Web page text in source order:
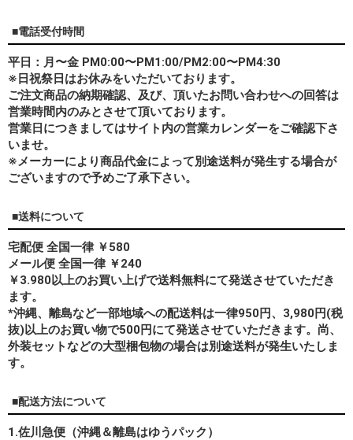
■電話受付時間
平日：月〜金 PM0:00〜PM1:00/PM2:00〜PM4:30
※日祝祭日はお休みをいただいております。
ご注文商品の納期確認、及び、頂いたお問い合わせへの回答は
営業時間内のみとさせて頂いております。
営業日につきましてはサイト内の営業カレンダーをご確認下さ
いませ。
※メーカーにより商品代金によって別途送料が発生する場合が
ございますので予めご了承下さい。
■送料について
宅配便 全国一律 ￥580
メール便 全国一律 ￥240
￥3.980以上のお買い上げで送料無料にて発送させていただき
ます。
*沖縄、離島など一部地域への配送料は一律950円、3,980円(税
抜)以上のお買い物で500円にて発送させていただきます。尚、
外装セットなどの大型梱包物の場合は別途送料が発生いたしま
す。
■配送方法について
1.佐川急便（沖縄＆離島はゆうパック）